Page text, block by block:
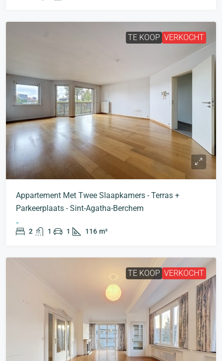
TE KOOP VERKOCHT
Appartement Met Twee Slaapkamers - Terras +
Parkeerplaats - Sint-Agatha-Berchem
-
2 1 1 116 m²
TE KOOP VERKOCHT